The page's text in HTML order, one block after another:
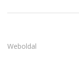
Weboldal